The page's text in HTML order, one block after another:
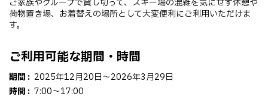
荷物置き場、お着替えの場所として大変便利にご利用いただけま
す。
ご利用可能な期間・時間
期間 : 2025年12月20日～2026年3月29日
時間 : 7:00〜17:00